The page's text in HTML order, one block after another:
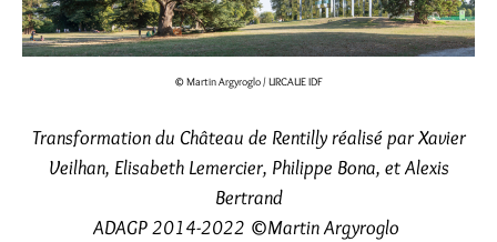
© Martin Argyroglo / URCAUE IDF
Transformation du Château de Rentilly réalisé par Xavier
Veilhan, Elisabeth Lemercier, Philippe Bona, et Alexis
Bertrand
ADAGP 2014-2022 ©Martin Argyroglo